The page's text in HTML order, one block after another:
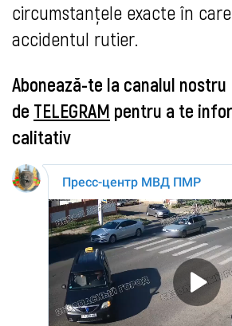
circumstanţele exacte în
accidentul rutier.
Abonează-te la canalul nostru
de TELEGRAM pentru a te
calitativ